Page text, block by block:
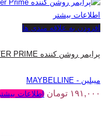
اطلاعات بیشتر
افزودن به علاقه مندی ها
پرایمر روشن کننده MASTER PRIME شماره 20 میبلین 30 میلی
میبلین - MAYBELLINE
۱۹۱,۰۰۰ تومان اطلاعات